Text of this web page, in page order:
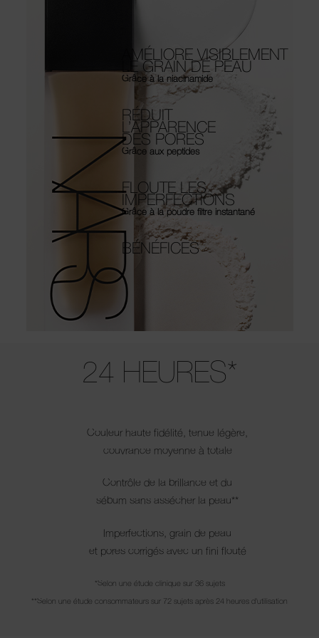
AMÉLIORE VISIBLEMENT
LE GRAIN DE PEAU
Grâce à la niacinamide
RÉDUIT
L’APPARENCE
DES PORES
Grâce aux peptides
FLOUTE LES
IMPERFECTIONS
Grâce à la poudre filtre instantané
BÉNÉFICES
24 HEURES*
Couleur haute fidélité, tenue légère,
couvrance moyenne à totale
Contrôle de la brillance et du
sébum sans assécher la peau**
Imperfections, grain de peau
et pores corrigés avec un fini flouté
*Selon une étude clinique sur 36 sujets
**Selon une étude consommateurs sur 72 sujets après 24 heures d'utilisation